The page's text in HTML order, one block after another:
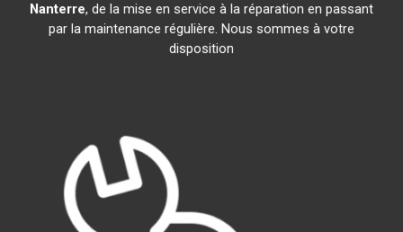
Nanterre, de la mise en service à la réparation en passant
par la maintenance régulière. Nous sommes à votre
disposition